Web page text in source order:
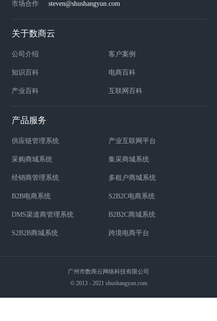
市场合作 steven@shushangyun.com
关于数商云
公司介绍 客户案例
知识百科 电商百科
产业百科 互联网百科
产品服务
供应链管理系统 产业互联网平台
采购商城系统 集采商城系统
经销商管理系统 多租户商城系统
B2B电商系统 S2B2C电商系统
DMS渠道商管理系统 B2B2C商城系统
S2B2B商城系统 跨境电商平台
广州市数商云网络科技有限公司
© 2013 - 2021 shushangyun.com